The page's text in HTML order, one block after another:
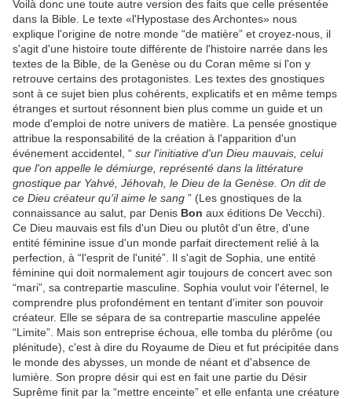
Voilà donc une toute autre version des faits que celle présentée
dans la Bible. Le texte «l'Hypostase des Archontes» nous
explique l'origine de notre monde “de matière” et croyez-nous, il
s'agit d'une histoire toute différente de l'histoire narrée dans les
textes de la Bible, de la Genèse ou du Coran même si l'on y
retrouve certains des protagonistes. Les textes des gnostiques
sont à ce sujet bien plus cohérents, explicatifs et en même temps
étranges et surtout résonnent bien plus comme un guide et un
mode d'emploi de notre univers de matière. La pensée gnostique
attribue la responsabilité de la création à l'apparition d'un
événement accidentel, “ sur l'initiative d'un Dieu mauvais, celui
que l'on appelle le démiurge, représenté dans la littérature
gnostique par Yahvé, Jéhovah, le Dieu de la Genèse. On dit de
ce Dieu créateur qu'il aime le sang ” (Les gnostiques de la
connaissance au salut, par Denis Bon aux éditions De Vecchi).
Ce Dieu mauvais est fils d'un Dieu ou plutôt d'un être, d'une
entité féminine issue d'un monde parfait directement relié à la
perfection, à “l'esprit de l'unité”. Il s'agit de Sophia, une entité
féminine qui doit normalement agir toujours de concert avec son
“mari”, sa contrepartie masculine. Sophia voulut voir l'éternel, le
comprendre plus profondément en tentant d'imiter son pouvoir
créateur. Elle se sépara de sa contrepartie masculine appelée
“Limite”. Mais son entreprise échoua, elle tomba du plérôme (ou
plénitude), c'est à dire du Royaume de Dieu et fut précipitée dans
le monde des abysses, un monde de néant et d'absence de
lumière. Son propre désir qui est en fait une partie du Désir
Suprême finit par la “mettre enceinte” et elle enfanta une créature